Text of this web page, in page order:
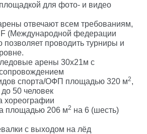
для фото- и видео
отвечают всем требованиям,
(Международной федерации
позволяет проводить турниры и
арены 30х21м с
спорта/ОФП площадью 320 м2,
50 человек
хореографии
площадью 206 м2 на 6 (шесть)
с выходом на лёд